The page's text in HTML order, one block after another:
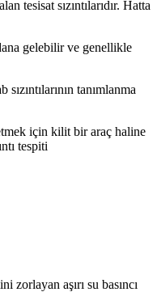
tesisat sızıntılarıdır. Hatta
gelebilir ve genellikle
tanımlanma
için kilit bir araç haline
tespiti
zorlayan aşırı su basıncı